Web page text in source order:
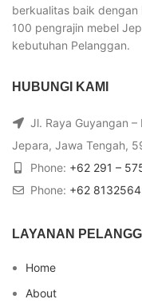
berkualitas baik
100 pengrajin mebel
kebutuhan Pelanggan.
HUBUNGI KAMI
Jl. Raya Guyangan
Jepara, Jawa Tengah,
Phone: +62 291 –
Phone: +62
LAYANAN
Home
About